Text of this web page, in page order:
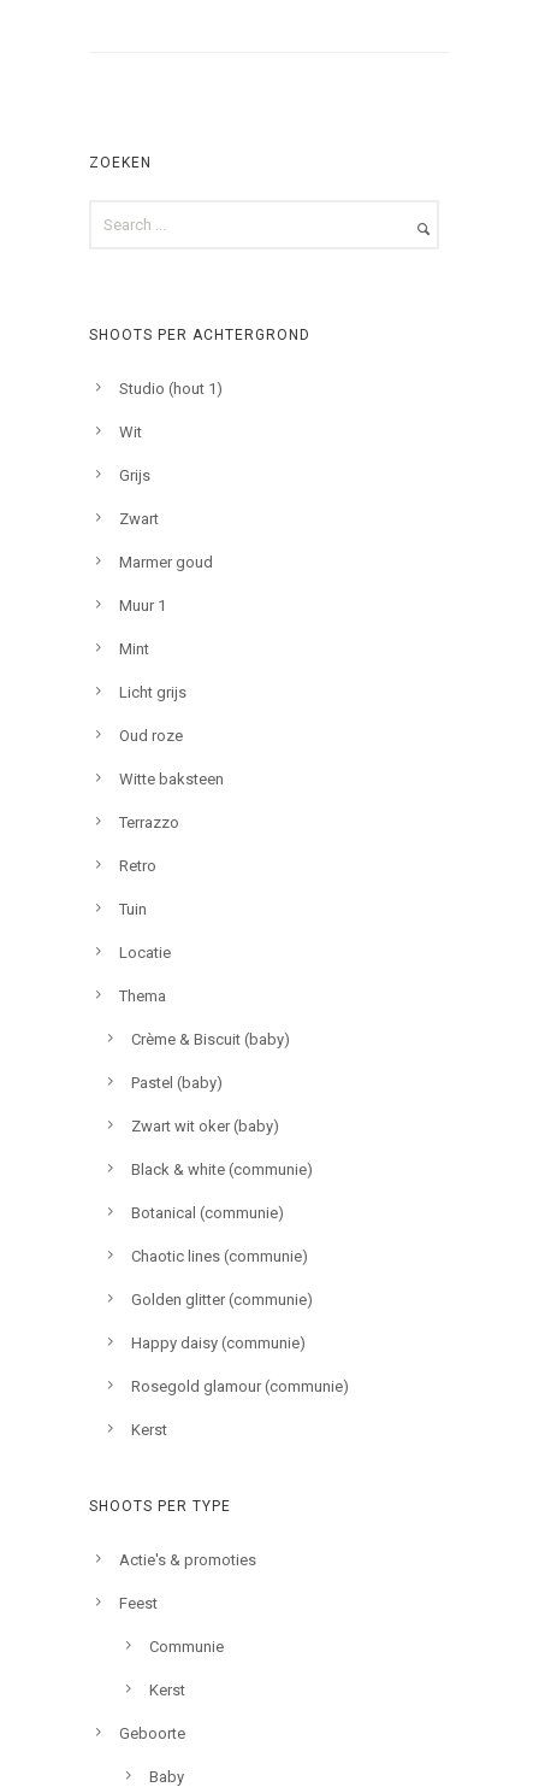
ZOEKEN
SHOOTS PER ACHTERGROND
Studio (hout 1)
Wit
Grijs
Zwart
Marmer goud
Muur 1
Mint
Licht grijs
Oud roze
Witte baksteen
Terrazzo
Retro
Tuin
Locatie
Thema
Crème & Biscuit (baby)
Pastel (baby)
Zwart wit oker (baby)
Black & white (communie)
Botanical (communie)
Chaotic lines (communie)
Golden glitter (communie)
Happy daisy (communie)
Rosegold glamour (communie)
Kerst
SHOOTS PER TYPE
Actie's & promoties
Feest
Communie
Kerst
Geboorte
Baby